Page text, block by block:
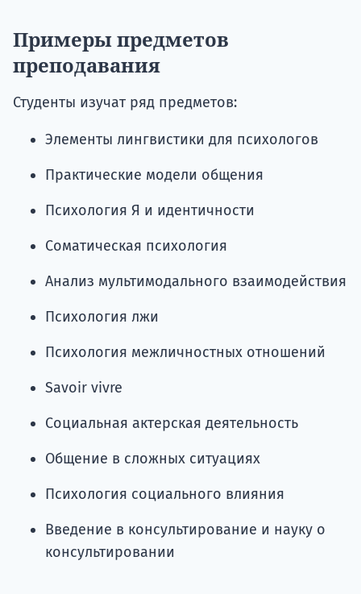
Примеры предметов
преподавания
Студенты изучат ряд предметов:
Элементы лингвистики для психологов
Практические модели общения
Психология Я и идентичности
Соматическая психология
Анализ мультимодального взаимодействия
Психология лжи
Психология межличностных отношений
Savoir vivre
Социальная актерская деятельность
Общение в сложных ситуациях
Психология социального влияния
Введение в консультирование и науку о
консультировании